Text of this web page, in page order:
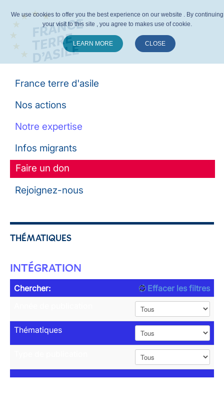
France terre d'asile
Nos actions
Notre expertise
Infos migrants
Faire un don
Rejoignez-nous
THÉMATIQUES
INTÉGRATION
Chercher:
Effacer les filtres
Thématiques
We use cookies to offer you the best experience on our website . By continuing
your visit to this site , you agree to makes use of cookie.
LEARN MORE CLOSE